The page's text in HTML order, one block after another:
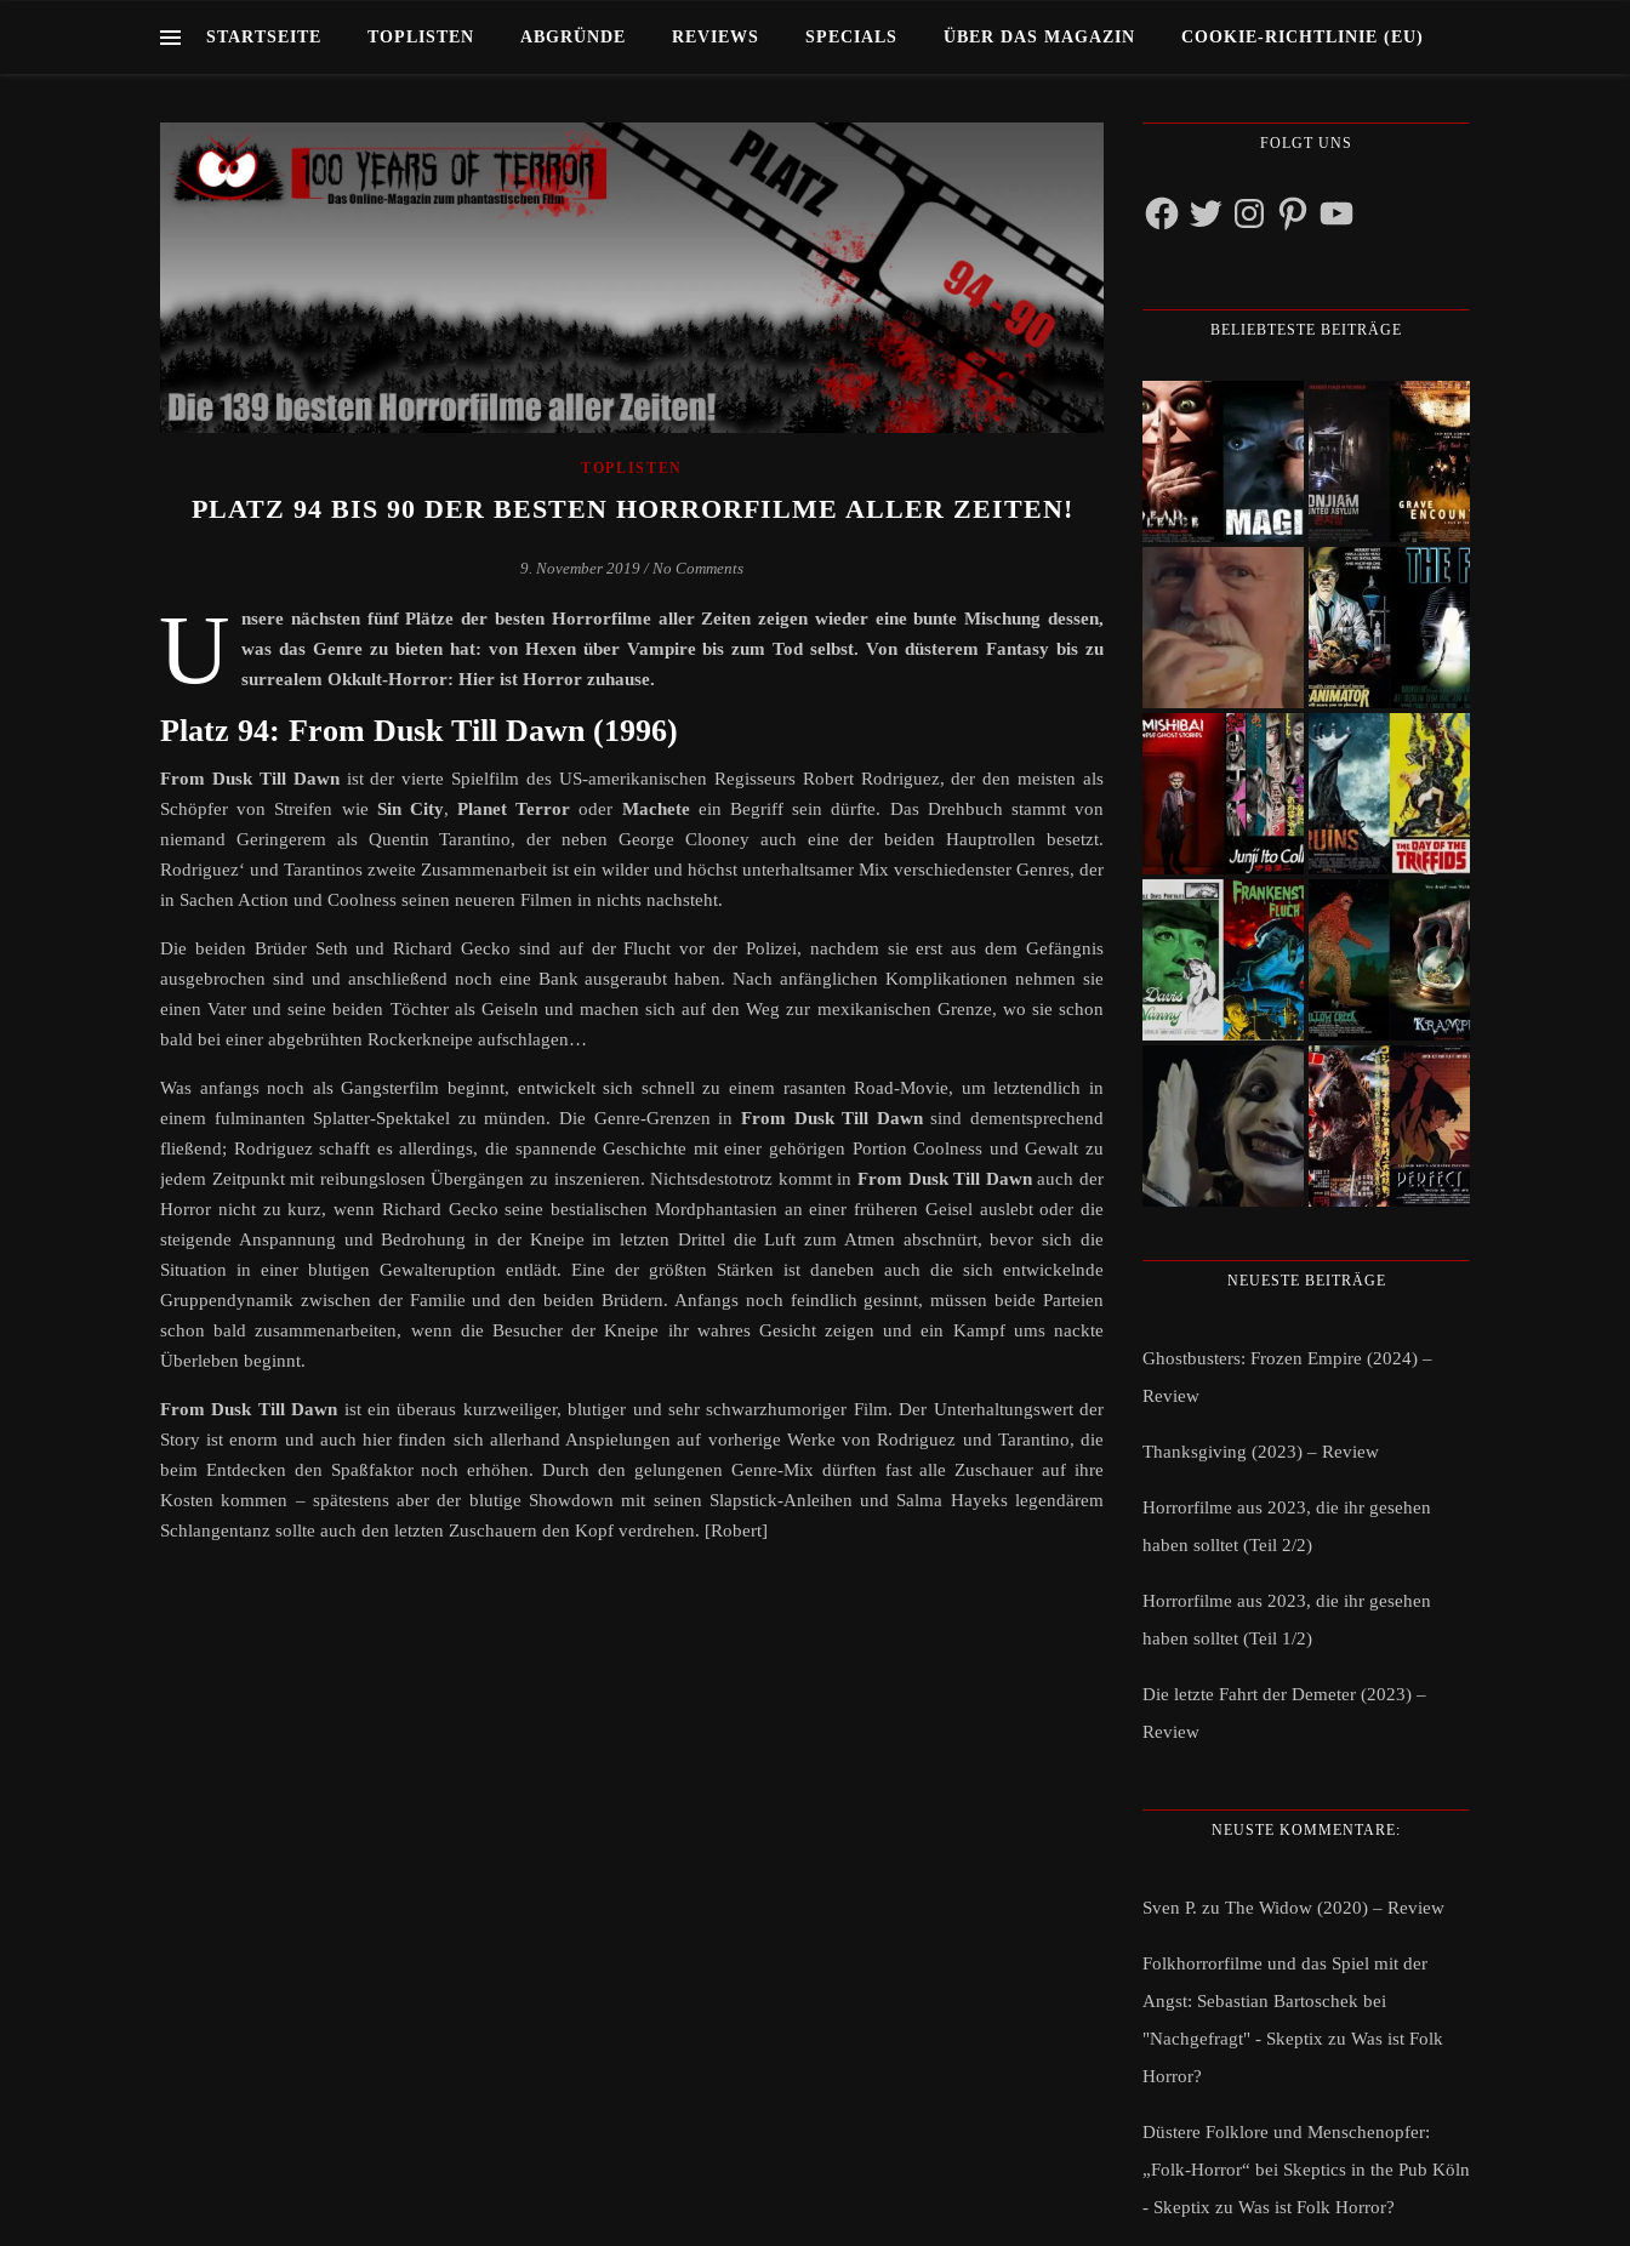
STARTSEITE TOPLISTEN ABGRÜNDE REVIEWS SPECIALS ÜBER DAS MAGAZIN COOKIE-RICHTLINIE (EU)
TOPLISTEN
PLATZ 94 BIS 90 DER BESTEN HORRORFILME ALLER ZEITEN!
9. November 2019 / No Comments
U
nsere nächsten fünf Plätze der besten Horrorfilme aller Zeiten zeigen wieder eine bunte Mischung dessen,
was das Genre zu bieten hat: von Hexen über Vampire bis zum Tod selbst. Von düsterem Fantasy bis zu
surrealem Okkult-Horror: Hier ist Horror zuhause.
Platz 94: From Dusk Till Dawn (1996)
From Dusk Till Dawn ist der vierte Spielfilm des US-amerikanischen Regisseurs Robert Rodriguez, der den meisten als
Schöpfer von Streifen wie Sin City,Planet Terror oder Macheteein Begriff sein dürfte. Das Drehbuch stammt von
niemand Geringerem als Quentin Tarantino, der neben George Clooney auch eine der beiden Hauptrollen besetzt.
Rodriguez‘ und Tarantinos zweite Zusammenarbeit ist ein wilder und höchst unterhaltsamer Mix verschiedenster Genres, der
in Sachen Action und Coolness seinen neueren Filmen in nichts nachsteht.
Die beiden Brüder Seth und Richard Gecko sind auf der Flucht vor der Polizei, nachdem sie erst aus dem Gefängnis
ausgebrochen sind und anschließend noch eine Bank ausgeraubt haben. Nach anfänglichen Komplikationen nehmen sie
einen Vater und seine beiden Töchter als Geiseln und machen sich auf den Weg zur mexikanischen Grenze, wo sie schon
bald bei einer abgebrühten Rockerkneipe aufschlagen…
Was anfangs noch als Gangsterfilm beginnt, entwickelt sich schnell zu einem rasanten Road-Movie, um letztendlich in
einem fulminanten Splatter-Spektakel zu münden. Die Genre-Grenzen in From Dusk Till Dawnsind dementsprechend
fließend; Rodriguez schafft es allerdings, die spannende Geschichte mit einer gehörigen Portion Coolness und Gewalt zu
jedem Zeitpunkt mit reibungslosen Übergängen zu inszenieren. Nichtsdestotrotz kommt in From Dusk Till Dawnauch der
Horror nicht zu kurz, wenn Richard Gecko seine bestialischen Mordphantasien an einer früheren Geisel auslebt oder die
steigende Anspannung und Bedrohung in der Kneipe im letzten Drittel die Luft zum Atmen abschnürt, bevor sich die
Situation in einer blutigen Gewalteruption entlädt. Eine der größten Stärken ist daneben auch die sich entwickelnde
Gruppendynamik zwischen der Familie und den beiden Brüdern. Anfangs noch feindlich gesinnt, müssen beide Parteien
schon bald zusammenarbeiten, wenn die Besucher der Kneipe ihr wahres Gesicht zeigen und ein Kampf ums nackte
Überleben beginnt.
From Dusk Till Dawn ist ein überaus kurzweiliger, blutiger und sehr schwarzhumoriger Film. Der Unterhaltungswert der
Story ist enorm und auch hier finden sich allerhand Anspielungen auf vorherige Werke von Rodriguez und Tarantino, die
beim Entdecken den Spaßfaktor noch erhöhen. Durch den gelungenen Genre-Mix dürften fast alle Zuschauer auf ihre
Kosten kommen – spätestens aber der blutige Showdown mit seinen Slapstick-Anleihen und Salma Hayeks legendärem
Schlangentanz sollte auch den letzten Zuschauern den Kopf verdrehen. [Robert]
FOLGT UNS
FacebookTwitterInstagramPinterestYouTube
BELIEBTESTE BEITRÄGE
NEUESTE BEITRÄGE
Ghostbusters: Frozen Empire (2024) –
Review
Thanksgiving (2023) – Review
Horrorfilme aus 2023, die ihr gesehen
haben solltet (Teil 2/2)
Horrorfilme aus 2023, die ihr gesehen
haben solltet (Teil 1/2)
Die letzte Fahrt der Demeter (2023) –
Review
NEUSTE KOMMENTARE:
Sven P. zu The Widow (2020) – Review
Folkhorrorfilme und das Spiel mit der
Angst: Sebastian Bartoschek bei
"Nachgefragt" - Skeptix zu Was ist Folk
Horror?
Düstere Folklore und Menschenopfer:
„Folk-Horror“ bei Skeptics in the Pub Köln
- Skeptix zu Was ist Folk Horror?